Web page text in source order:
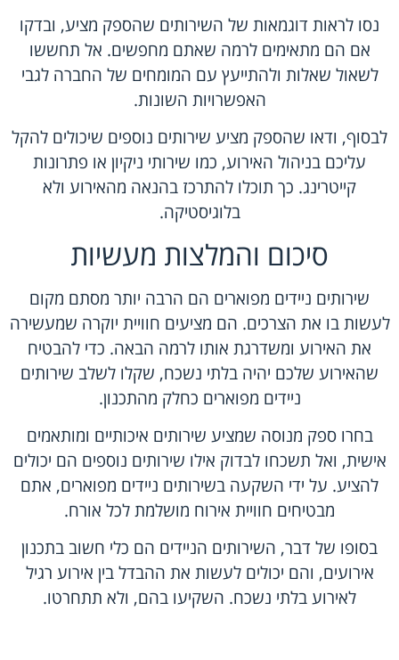
נסו לראות דוגמאות של השירותים שהספק מציע, ובדקו
אם הם מתאימים לרמה שאתם מחפשים. אל תחששו
לשאול שאלות ולהתייעץ עם המומחים של החברה לגבי
האפשרויות השונות.
לבסוף, ודאו שהספק מציע שירותים נוספים שיכולים להקל
עליכם בניהול האירוע, כמו שירותי ניקיון או פתרונות
קייטרינג. כך תוכלו להתרכז בהנאה מהאירוע ולא
בלוגיסטיקה.
סיכום והמלצות מעשיות
שירותים ניידים מפוארים הם הרבה יותר מסתם מקום
לעשות בו את הצרכים. הם מציעים חוויית יוקרה שמעשירה
את האירוע ומשדרגת אותו לרמה הבאה. כדי להבטיח
שהאירוע שלכם יהיה בלתי נשכח, שקלו לשלב שירותים
ניידים מפוארים כחלק מהתכנון.
בחרו ספק מנוסה שמציע שירותים איכותיים ומותאמים
אישית, ואל תשכחו לבדוק אילו שירותים נוספים הם יכולים
להציע. על ידי השקעה בשירותים ניידים מפוארים, אתם
מבטיחים חוויית אירוח מושלמת לכל אורח.
בסופו של דבר, השירותים הניידים הם כלי חשוב בתכנון
אירועים, והם יכולים לעשות את ההבדל בין אירוע רגיל
לאירוע בלתי נשכח. השקיעו בהם, ולא תתחרטו.